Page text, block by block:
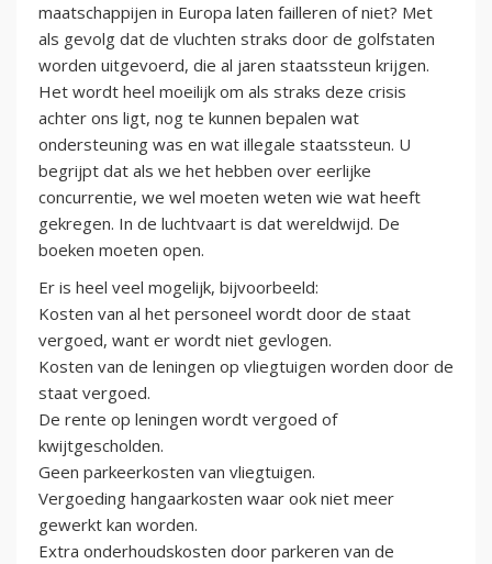
maatschappijen in Europa laten failleren of niet? Met
als gevolg dat de vluchten straks door de golfstaten
worden uitgevoerd, die al jaren staatssteun krijgen.
Het wordt heel moeilijk om als straks deze crisis
achter ons ligt, nog te kunnen bepalen wat
ondersteuning was en wat illegale staatssteun. U
begrijpt dat als we het hebben over eerlijke
concurrentie, we wel moeten weten wie wat heeft
gekregen. In de luchtvaart is dat wereldwijd. De
boeken moeten open.
Er is heel veel mogelijk, bijvoorbeeld:
Kosten van al het personeel wordt door de staat
vergoed, want er wordt niet gevlogen.
Kosten van de leningen op vliegtuigen worden door de
staat vergoed.
De rente op leningen wordt vergoed of
kwijtgescholden.
Geen parkeerkosten van vliegtuigen.
Vergoeding hangaarkosten waar ook niet meer
gewerkt kan worden.
Extra onderhoudskosten door parkeren van de